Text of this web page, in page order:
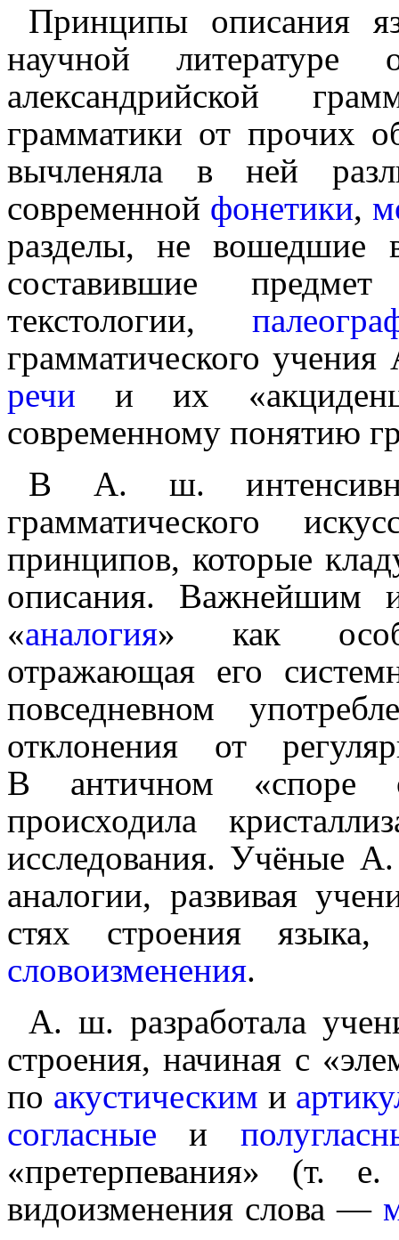
Принципы описания
научной литературе
александрий­ской
грамматики от прочих
вычленяла в ней
современной фонетики,
разделы, не вошедшие
составившие
текстологии,
грамматического
речи и их
современному понятию
В А. ш.
грамматического
принципов, которые
описания. Важнейшим
«аналогия» как
отражающая его
повседневном
отклонения от
В античном «споре
происходила
исследования. Учёные
аналогии, развивая
стях строения
словоизменения.
А. ш. разработала
строения, начиная с
по акустическим и
согласные и
«претерпевания» (т.
видоизменения слова —